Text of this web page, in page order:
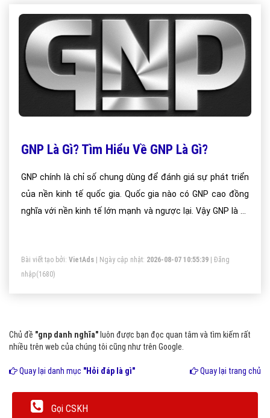
GNP Là Gì? Tìm Hiểu Về GNP Là Gì?
GNP chính là chỉ số chung dùng để đánh giá sự phát triển
của nền kinh tế quốc gia. Quốc gia nào có GNP cao đồng
nghĩa với nền kinh tế lớn mạnh và ngược lại. Vậy GNP là gì,
Bài viết tạo bởi: VietAds | Ngày cập nhật: 2026-08-07 10:55:39
Đăng
nhập(1680)
Chủ đề "gnp danh nghĩa" luôn được bạn đọc quan tâm và tìm kiếm rất
nhiều trên web của chúng tôi cũng như trên Google.
Quay lại danh mục "Hỏi đáp là gì" Quay lại trang chủ
Gọi CSKH